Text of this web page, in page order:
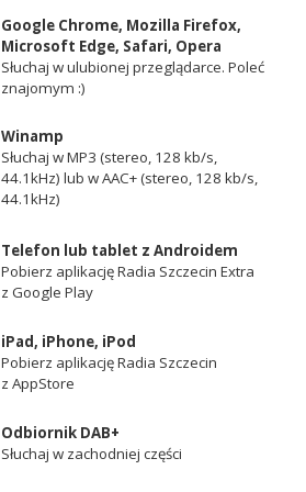
Google Chrome, Mozilla Firefox,
Microsoft Edge, Safari, Opera
Słuchaj w ulubionej przeglądarce. Poleć
znajomym :)
Winamp
Słuchaj w MP3 (stereo, 128 kb/s,
44.1kHz) lub w AAC+ (stereo, 128 kb/s,
44.1kHz)
Telefon lub tablet z Androidem
Pobierz aplikację Radia Szczecin Extra
z Google Play
iPad, iPhone, iPod
Pobierz aplikację Radia Szczecin
z AppStore
Odbiornik DAB+
Słuchaj w zachodniej części